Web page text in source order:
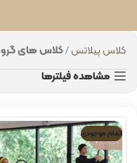
کلاس پیلاتس/کلاس های
مشاهده فیلترها
اتمام موجودی